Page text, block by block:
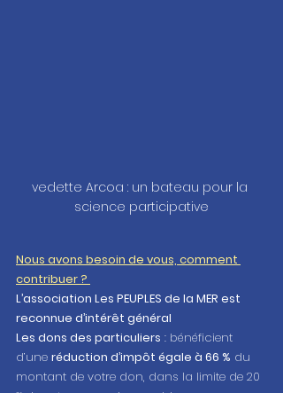
vedette Arcoa : un bateau pour la
science participative
Nous avons besoin de vous, comment
contribuer ?
L’association Les PEUPLES de la MER est
reconnue d’intérêt général
Les dons des particuliers : bénéficient
d’une réduction d’impôt égale à 66 % du
montant de votre don, dans la limite de 20